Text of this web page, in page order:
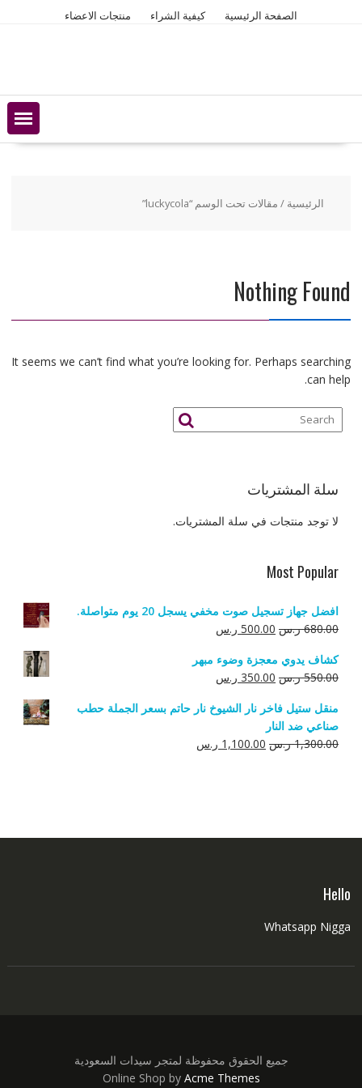
الصفحة الرئيسية كيفية الشراء منتجات الاعضاء
الرئيسية / مقالات تحت الوسم “luckycola”
Nothing Found
It seems we can’t find what you’re looking for. Perhaps searching
can help.
سلة المشتريات
لا توجد منتجات في سلة المشتريات.
Most Popular
افضل جهاز تسجيل صوت مخفي يسجل 20 يوم متواصلة.
680.00 ر.س السعر
هو:
680.00 ر.س.
500.00 ر.سالسعر
هو:
500.00 ر.س.
كشاف يدوي معجزة وضوء مبهر
550.00 ر.س السعر
هو:
550.00 ر.س.
350.00 ر.سالسعر
هو:
منقل ستيل فاخر نار الشيوخ نار حاتم بسعر الجملة حطب
صناعي ضد النار
1,300.00 ر.س السعر
1,100.00 ر.سالسعر
Hello
Whatsapp Nigga
جميع الحقوق محفوظة لمتجر سيدات السعودية
Online Shop by Acme Themes